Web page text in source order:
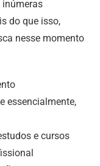
inúmeras
do que isso,
nesse momento
essencialmente,
e cursos